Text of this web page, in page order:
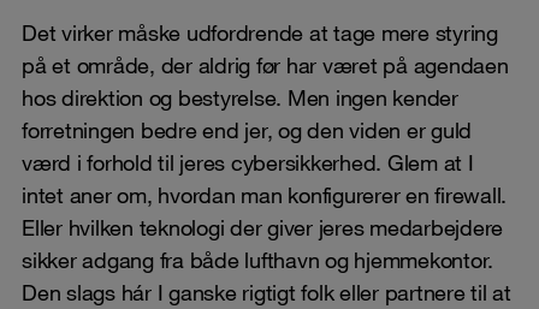
Det virker måske udfordrende at tage mere styring
på et område, der aldrig før har været på agendaen
hos direktion og bestyrelse. Men ingen kender
forretningen bedre end jer, og den viden er guld
værd i forhold til jeres cybersikkerhed. Glem at I
intet aner om, hvordan man konfigurerer en firewall.
Eller hvilken teknologi der giver jeres medarbejdere
sikker adgang fra både lufthavn og hjemmekontor.
Den slags hár I ganske rigtigt folk eller partnere til at